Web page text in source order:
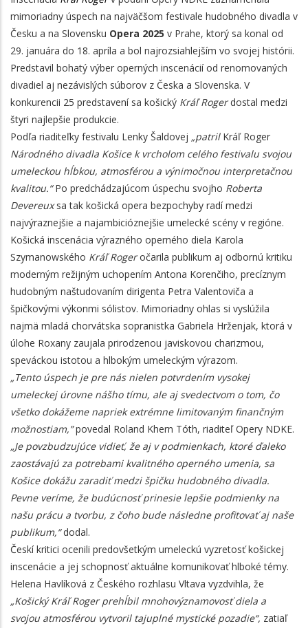
mimoriadny úspech na najväčšom festivale hudobného divadla v
Česku a na Slovensku Opera 2025 v Prahe, ktorý sa konal od
29. januára do 18. apríla a bol najrozsiahlejším vo svojej histórii.
Predstavil bohatý výber operných inscenácií od renomovaných
divadiel aj nezávislých súborov z Česka a Slovenska. V
konkurencii 25 predstavení sa košický Kráľ Rogerdostal medzi
štyri najlepšie produkcie.
Podľa riaditeľky festivalu Lenky Šaldovej „patril Kráľ Roger
Národného divadla Košice k vrcholom celého festivalu svojou
umeleckou hĺbkou, atmosférou a výnimočnou interpretačnou
kvalitou.“Po predchádzajúcom úspechu svojho Roberta
Devereuxsa tak košická opera bezpochyby radí medzi
najvýraznejšie a najambicióznejšie umelecké scény v regióne.
Košická inscenácia výrazného operného diela Karola
Szymanowského Kráľ Rogeročarila publikum aj odbornú kritiku
moderným režijným uchopením Antona Korenčiho, precíznym
hudobným naštudovaním dirigenta Petra Valentoviča a
špičkovými výkonmi sólistov. Mimoriadny ohlas si vyslúžila
najmä mladá chorvátska sopranistka Gabriela Hrženjak, ktorá v
úlohe Roxany zaujala prirodzenou javiskovou charizmou,
speváckou istotou a hlbokým umeleckým výrazom.
„Tento úspech je pre nás nielen potvrdením vysokej
umeleckej úrovne nášho tímu, ale aj svedectvom o tom, čo
všetko dokážeme napriek extrémne limitovaným finančným
možnostiam,”povedal Roland Khern Tóth, riaditeľ Opery NDKE.
„Je povzbudzujúce vidieť, že aj v podmienkach, ktoré ďaleko
zaostávajú za potrebami kvalitného operného umenia, sa
Košice dokážu zaradiť medzi špičku hudobného divadla.
Pevne veríme, že budúcnosť prinesie lepšie podmienky na
našu prácu a tvorbu, z čoho bude následne profitovať aj naše
publikum,“dodal.
Českí kritici ocenili predovšetkým umeleckú vyzretosť košickej
inscenácie a jej schopnosť aktuálne komunikovať hlboké témy.
Helena Havlíková z Českého rozhlasu Vltava vyzdvihla, že
„Košický Kráľ Roger prehĺbil mnohovýznamovosť diela a
svojou atmosférou vytvoril tajuplné mystické pozadie“, zatiaľ